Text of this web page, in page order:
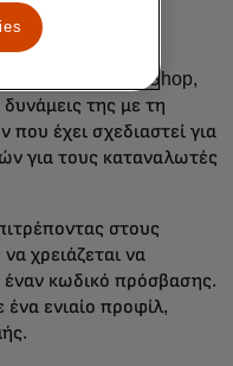
η PrestaShop,
της με τη
έχει σχεδιαστεί για
για τους καταναλωτές
στους
χρειάζεται να
έναν κωδικό πρόσβασης.
ενιαίο προφίλ,